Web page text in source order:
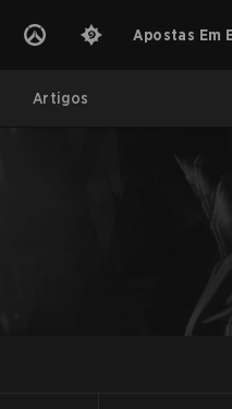
Apostas Em
Artigos